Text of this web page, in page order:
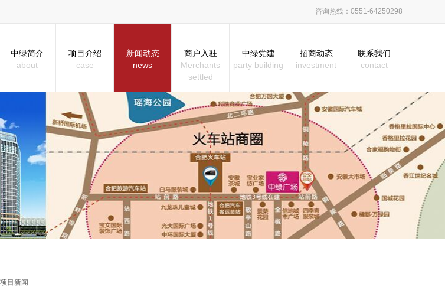
咨询热线：0551-64250298
中绿简介
about
项目介绍
case
新闻动态
news
商户入驻
Merchants
settled
中绿党建
party building
招商动态
investment
联系我们
contact
项目新闻